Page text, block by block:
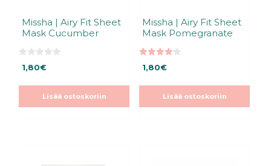
Missha | Airy Fit Sheet
Mask Cucumber
s
1,80€
Lisää ostoskoriin
Missha | Airy Fit Sheet
Mask Pomegranate
5:stä
1,80€
Lisää ostoskoriin